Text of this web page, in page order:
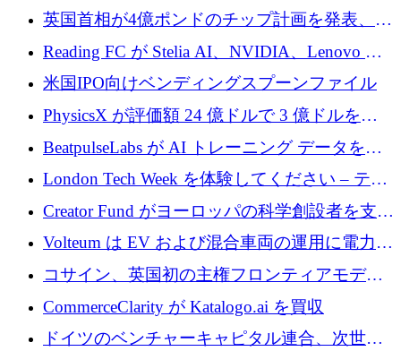
ドラウンドで1,000万ユーロを確保
英国首相が4億ポンドのチップ計画を発表、英
国の新興企業は「ここで拡大」し「ここに留
まる」
Reading FC が Stelia AI、NVIDIA、Lenovo と
協力して AI Center of Excellence を立ち上げ
米国IPO向けベンディングスプーンファイル
PhysicsX が評価額 24 億ドルで 3 億ドルを調
達
BeatpulseLabs が AI トレーニング データを拡
張するために 180 万ドルのプレシードを調達
London Tech Week を体験してください – テク
ノロジーがヨーロッパのイノベーションの未
来を形作る場所
Creator Fund がヨーロッパの科学創設者を支援
するために 5,600 万ドルを調達
Volteum は EV および混合車両の運用に電力を
供給するために 250 万ユーロを寄付
コサイン、英国初の主権フロンティアモデル
で業界の支援を確保
CommerceClarity が Katalogo.ai を買収
ドイツのベンチャーキャピタル連合、次世代